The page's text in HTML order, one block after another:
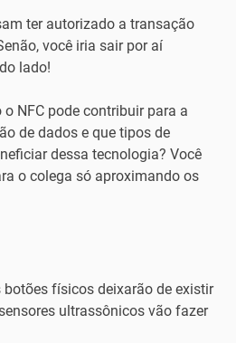
ter autorizado a transação
você iria sair por aí
lado!
NFC pode contribuir para a
de dados e que tipos de
dessa tecnologia? Você
o colega só aproximando os
botões físicos deixarão de existir
ultrassônicos vão fazer